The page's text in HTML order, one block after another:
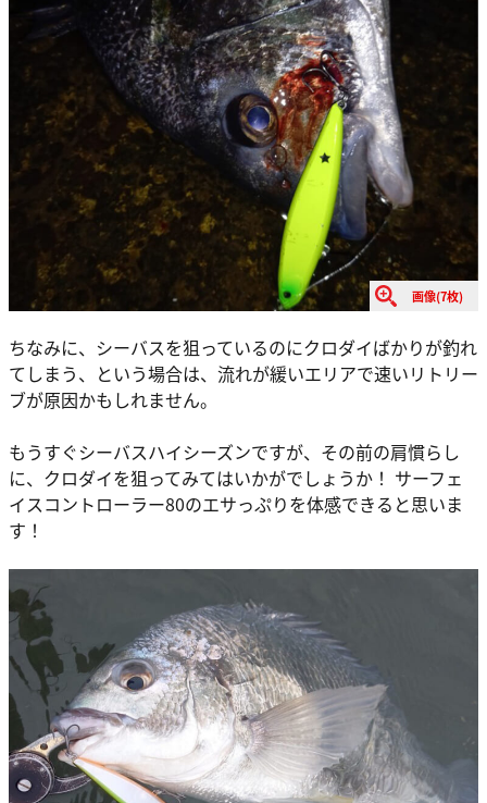
画像(7枚)
ちなみに、シーバスを狙っているのにクロダイばかりが釣れ
てしまう、という場合は、流れが緩いエリアで速いリトリー
ブが原因かもしれません。
もうすぐシーバスハイシーズンですが、その前の肩慣らし
に、クロダイを狙ってみてはいかがでしょうか！ サーフェ
イスコントローラー80のエサっぷりを体感できると思いま
す！